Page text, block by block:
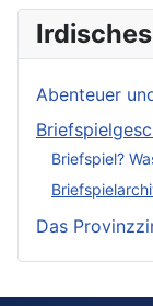
Irdisches
Abenteuer
Briefspiel?
Das